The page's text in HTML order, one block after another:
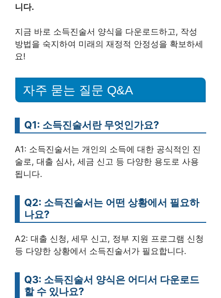
니다.
지금 바로 소득진술서 양식을 다운로드하고, 작성
방법을 숙지하여 미래의 재정적 안정성을 확보하세
요!
자주 묻는 질문 Q&A
Q1: 소득진술서란 무엇인가요?
A1: 소득진술서는 개인의 소득에 대한 공식적인 진
술로, 대출 심사, 세금 신고 등 다양한 용도로 사용
됩니다.
Q2: 소득진술서는 어떤 상황에서 필요하
나요?
A2: 대출 신청, 세무 신고, 정부 지원 프로그램 신청
등 다양한 상황에서 소득진술서가 필요합니다.
Q3: 소득진술서 양식은 어디서 다운로드
할 수 있나요?